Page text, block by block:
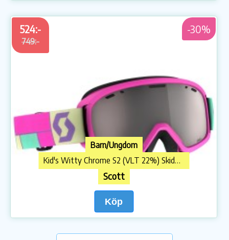
524:-
749:-
-30%
Barn/Ungdom
Kid's Witty Chrome S2 (VLT 22%) Skidglasögon
Scott
Köp